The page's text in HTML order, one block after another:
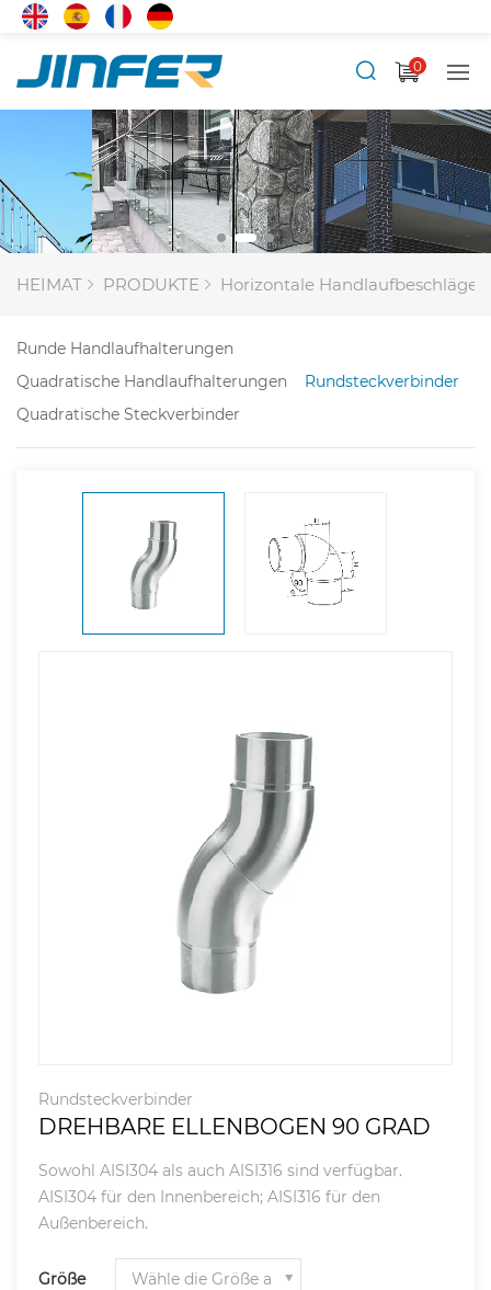
0
HEIMAT PRODUKTE Horizontale Handlaufbeschläge
Runde Handlaufhalterungen
Quadratische Handlaufhalterungen
Rundsteckverbinder
Quadratische Steckverbinder
Rundsteckverbinder
DREHBARE ELLENBOGEN 90 GRAD
Sowohl AISI304 als auch AISI316 sind verfügbar.
AISI304 für den Innenbereich; AISI316 für den
Außenbereich.
Größe